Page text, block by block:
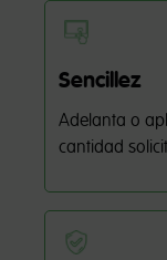
Sencillez
Adelanta o
cantidad